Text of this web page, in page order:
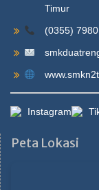
Timur
(0355)
Instagram
Peta Lokasi